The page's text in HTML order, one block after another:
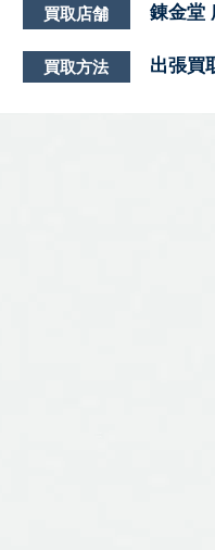
買取店舗 錬金堂
買取方法 出張買